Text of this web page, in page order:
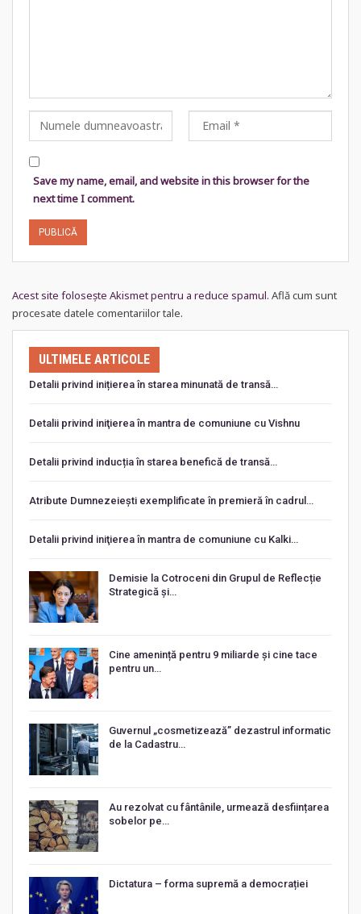
Save my name, email, and website in this browser for the
next time I comment.
Acest site folosește Akismet pentru a reduce spamul. Află cum sunt
procesate datele comentariilor tale.
ULTIMELE ARTICOLE
Detalii privind inițierea în starea minunată de transă…
Detalii privind iniţierea în mantra de comuniune cu Vishnu
Detalii privind inducția în starea benefică de transă…
Atribute Dumnezeiești exemplificate în premieră în cadrul…
Detalii privind iniţierea în mantra de comuniune cu Kalki…
Demisie la Cotroceni din Grupul de Reflecție
Strategică și…
Cine amenință pentru 9 miliarde și cine tace
pentru un…
Guvernul „cosmetizează” dezastrul informatic
de la Cadastru…
Au rezolvat cu fântânile, urmează desființarea
sobelor pe…
Dictatura – forma supremă a democrației